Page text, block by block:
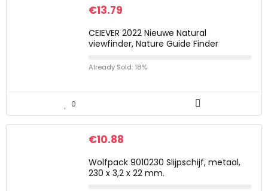
€13.79
CEIEVER 2022 Nieuwe Natural
viewfinder, Nature Guide Finder
Already Sold: 18%
0
€10.88
Wolfpack 9010230 Slijpschijf, metaal,
230 x 3,2 x 22 mm.